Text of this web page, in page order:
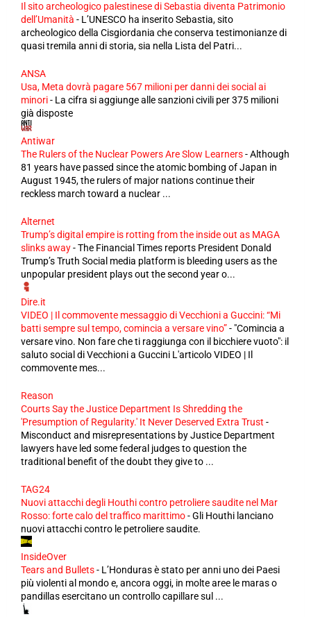
Il sito archeologico palestinese di Sebastia diventa Patrimonio
dell’Umanità - L’UNESCO ha inserito Sebastia, sito
archeologico della Cisgiordania che conserva testimonianze di
quasi tremila anni di storia, sia nella Lista del Patri...
ANSA
Usa, Meta dovrà pagare 567 milioni per danni dei social ai
minori- La cifra si aggiunge alle sanzioni civili per 375 milioni
già disposte
Antiwar
The Rulers of the Nuclear Powers Are Slow Learners-Although
81 years have passed since the atomic bombing of Japan in
August 1945, the rulers of major nations continue their
reckless march toward a nuclear ...
Alternet
Trump’s digital empire is rotting from the inside out as MAGA
slinks away-The Financial Times reports President Donald
Trump’s Truth Social media platform is bleeding users as the
unpopular president plays out the second year o...
Dire.it
VIDEO | Il commovente messaggio di Vecchioni a Guccini: “Mi
batti sempre sul tempo, comincia a versare vino”- "Comincia a
versare vino. Non fare che ti raggiunga con il bicchiere vuoto": il
saluto social di Vecchioni a Guccini L'articolo VIDEO | Il
commovente mes...
Reason
Courts Say the Justice Department Is Shredding the
'Presumption of Regularity.' It Never Deserved Extra Trust -
Misconduct and misrepresentations by Justice Department
lawyers have led some federal judges to question the
traditional benefit of the doubt they give to ...
TAG24
Nuovi attacchi degli Houthi contro petroliere saudite nel Mar
Rosso: forte calo del traffico marittimo-Gli Houthi lanciano
nuovi attacchi contro le petroliere saudite.
InsideOver
Tears and Bullets- L’Honduras è stato per anni uno dei Paesi
più violenti al mondo e, ancora oggi, in molte aree le maras o
pandillas esercitano un controllo capillare sul ...